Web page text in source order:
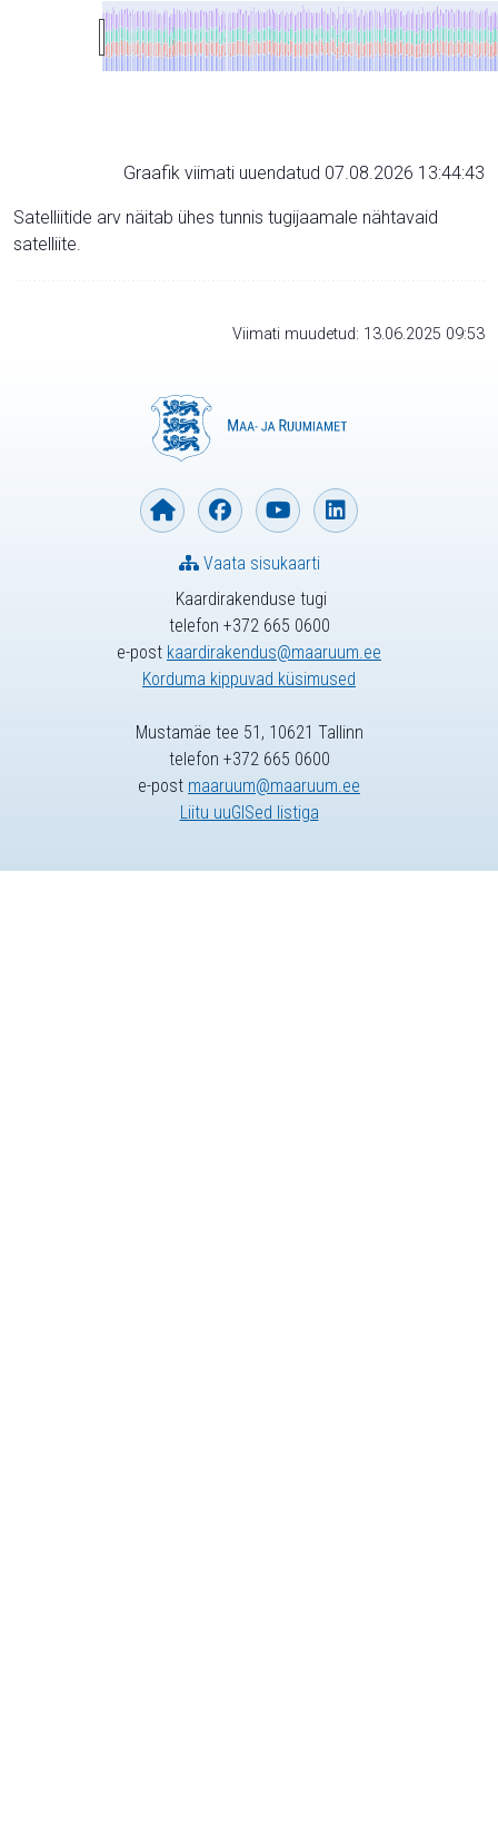
Graafik viimati uuendatud 07.08.2026 13:44:43
Satelliitide arv näitab ühes tunnis tugijaamale nähtavaid
satelliite.
Viimati muudetud: 13.06.2025 09:53
Kaardirakenduse tugi
telefon +372 665 0600
e-post kaardirakendus@maaruum.ee
Korduma kippuvad küsimused
Vaata sisukaarti
Mustamäe tee 51, 10621 Tallinn
telefon +372 665 0600
e-post maaruum@maaruum.ee
Liitu uuGISed listiga